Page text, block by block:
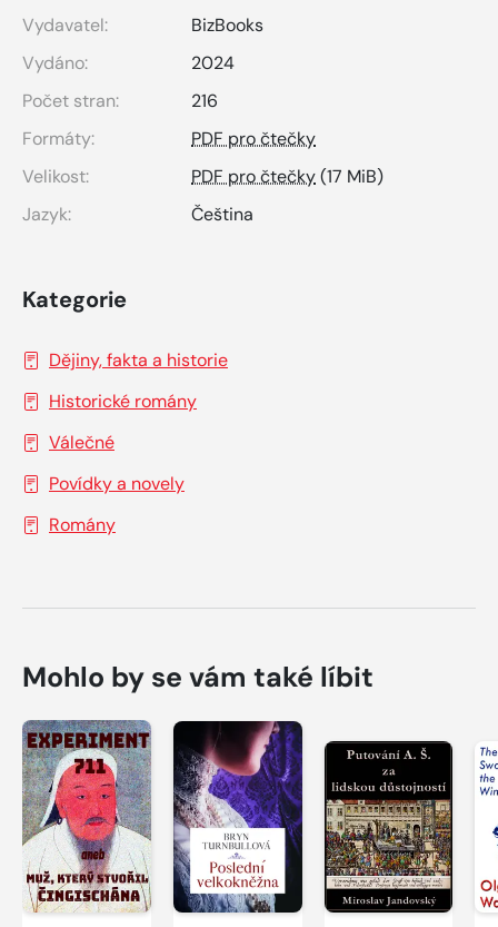
Vydavatel:
BizBooks
Vydáno:
2024
Počet stran:
216
Formáty:
PDF pro čtečky
Velikost:
PDF pro čtečky(17 MiB)
Jazyk:
Čeština
Kategorie
Dějiny, fakta a historie
Historické romány
Válečné
Povídky a novely
Romány
Mohlo by se vám také líbit